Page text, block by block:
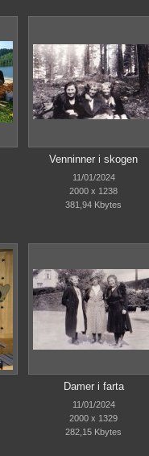
Venninner i skogen
11/01/2024
2000 x 1238
381,94 Kbytes
Damer i farta
11/01/2024
2000 x 1329
282,15 Kbytes